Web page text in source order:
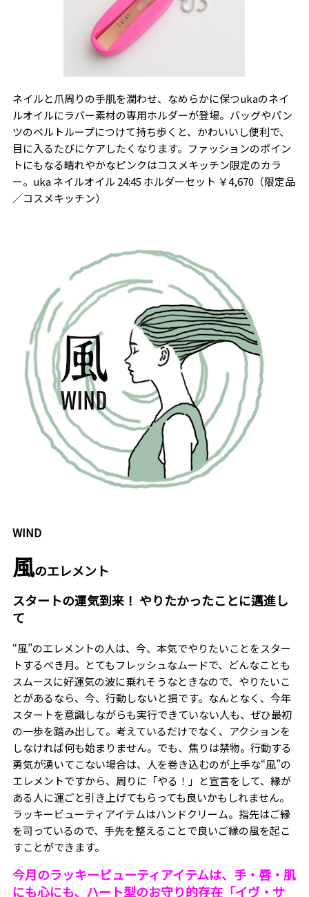
ネイルと爪周りの手肌を潤わせ、なめらかに保つukaのネイ
ルオイルにラバー素材の専用ホルダーが登場。バッグやパン
ツのベルトループにつけて持ち歩くと、かわいいし便利で、
目に入るたびにケアしたくなります。ファッションのポイン
トにもなる晴れやかなピンクはコスメキッチン限定のカラ
ー。uka ネイルオイル 24:45 ホルダーセット ￥4,670（限定品
／コスメキッチン）
WIND
風のエレメント
スタートの運気到来！ やりたかったことに邁進し
て
“風”のエレメントの人は、今、本気でやりたいことをスター
トするべき月。とてもフレッシュなムードで、どんなことも
スムースに好運気の波に乗れそうなときなので、やりたいこ
とがあるなら、今、行動しないと損です。なんとなく、今年
スタートを意識しながらも実行できていない人も、ぜひ最初
の一歩を踏み出して。考えているだけでなく、アクションを
しなければ何も始まりません。でも、焦りは禁物。行動する
勇気が湧いてこない場合は、人を巻き込むのが上手な“風”の
エレメントですから、周りに「やる！」と宣言をして、縁が
ある人に運ごと引き上げてもらっても良いかもしれません。
ラッキービューティアイテムはハンドクリーム。指先はご縁
を司っているので、手先を整えることで良いご縁の風を起こ
すことができます。
今月のラッキービューティアイテムは、手・唇・肌
にも心にも、ハート型のお守り的存在「イヴ・サ